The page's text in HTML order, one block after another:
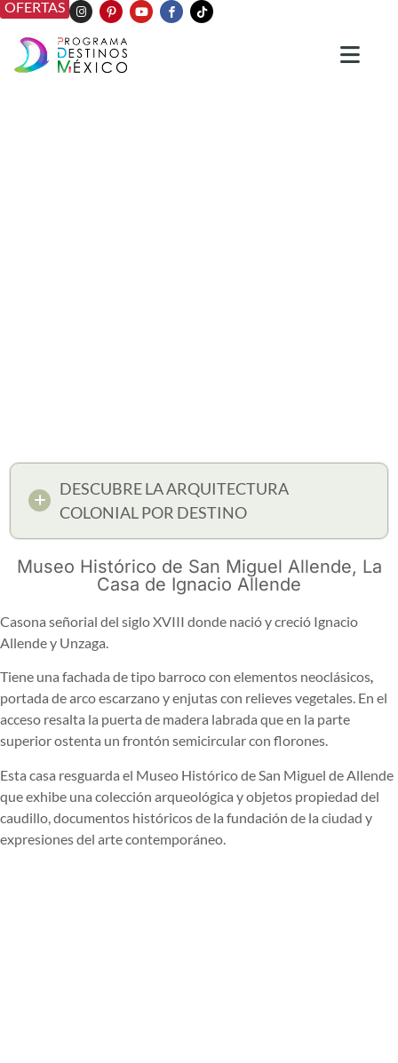
OFERTAS
DESCUBRE LA ARQUITECTURA
COLONIAL POR DESTINO
Museo Histórico de San Miguel Allende, La
Casa de Ignacio Allende
Casona señorial del siglo XVIII donde nació y creció Ignacio
Allende y Unzaga.
Tiene una fachada de tipo barroco con elementos neoclásicos,
portada de arco escarzano y enjutas con relieves vegetales. En el
acceso resalta la puerta de madera labrada que en la parte
superior ostenta un frontón semicircular con florones.
Esta casa resguarda el Museo Histórico de San Miguel de Allende
que exhibe una colección arqueológica y objetos propiedad del
caudillo, documentos históricos de la fundación de la ciudad y
expresiones del arte contemporáneo.